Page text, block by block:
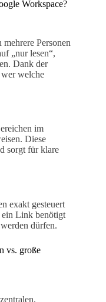
Workspace?
Personen
„nur lesen“,
Dank der
welche
im
Diese
sorgt für klare
exakt gesteuert
ein Link benötigt
dürfen.
vs. große